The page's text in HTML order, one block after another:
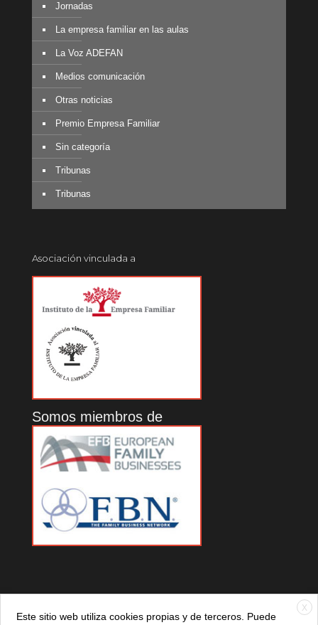
Jornadas
La empresa familiar en las aulas
La Voz ADEFAN
Medios comunicación
Otras noticias
Premio Empresa Familiar
Sin categoría
Tribunas
Tribunas
Asociación vinculada a
Somos miembros de
X
Este sitio web utiliza cookies propias y de terceros. Puede